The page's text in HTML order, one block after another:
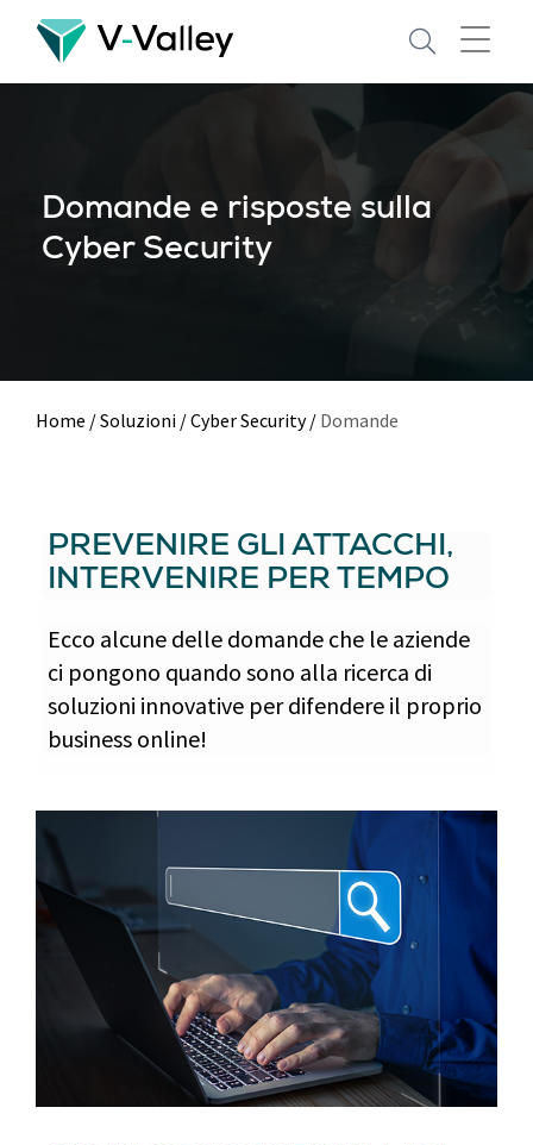
Skip
main
Domande e risposte sulla
Cyber Security
Home /Soluzioni /Cyber Security/ Domande
PREVENIRE GLI ATTACCHI,
INTERVENIRE PER TEMPO
Ecco alcune delle domande che le aziende
ci pongono quando sono alla ricerca di
soluzioni innovative per difendere il proprio
business online!